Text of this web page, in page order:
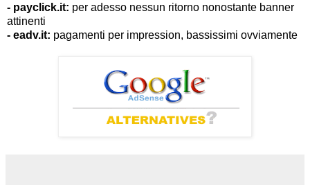
- payclick.it: per adesso nessun ritorno nonostante banner
attinenti
- eadv.it: pagamenti per impression, bassissimi ovviamente